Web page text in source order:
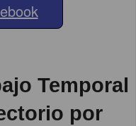
Temporal
por